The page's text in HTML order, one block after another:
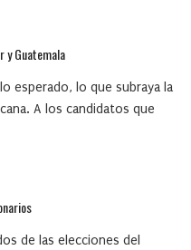
y Guatemala
esperado, lo que subraya la
A los candidatos que
de las elecciones del